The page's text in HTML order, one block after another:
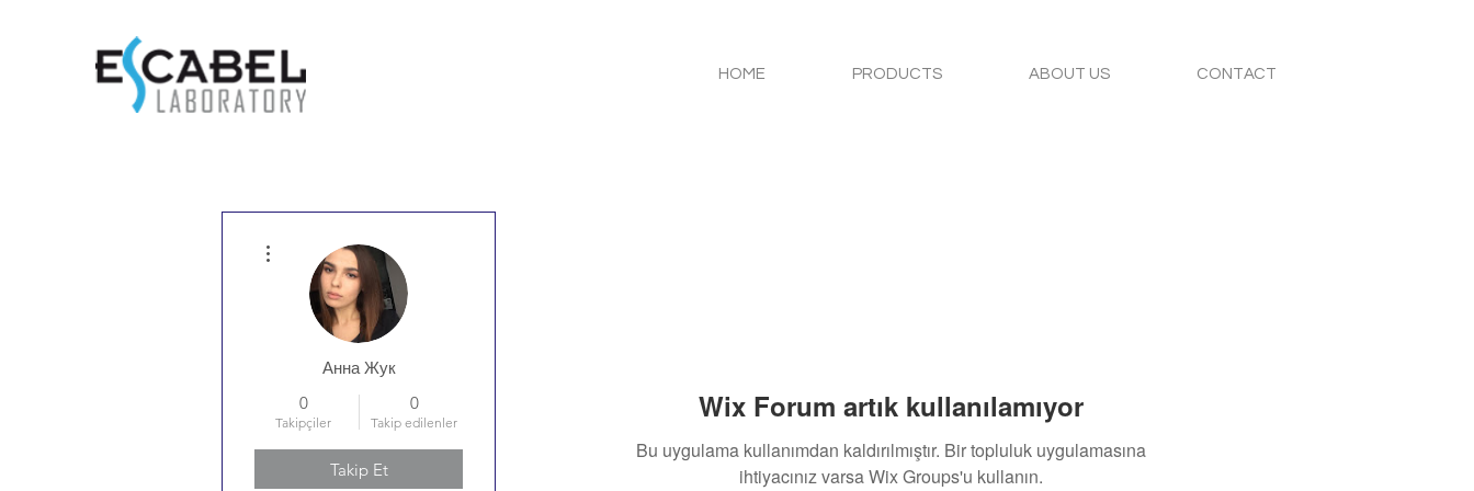
HOME PRODUCTS ABOUT US CONTACT
Wix Forum artık kullanılamıyor
Bu uygulama kullanımdan kaldırılmıştır. Bir topluluk uygulamasına
ihtiyacınız varsa Wix Groups'u kullanın.
Анна Жук
0
Takipçiler
0
Takip edilenler
Takip Et